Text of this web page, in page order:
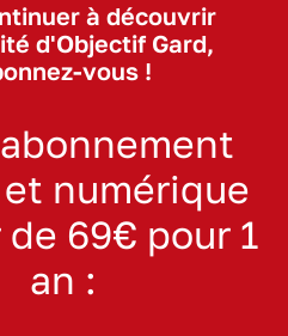
à découvrir
d'Objectif Gard,
vous !
numérique
69€ pour 1
an :